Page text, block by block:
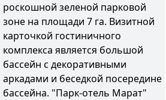
роскошной зеленой парковой
зоне на площади 7 га. Визитной
карточкой гостиничного
комплекса является большой
бассейн с декоративными
аркадами и беседкой посередине
бассейна. "Парк-отель Марат"